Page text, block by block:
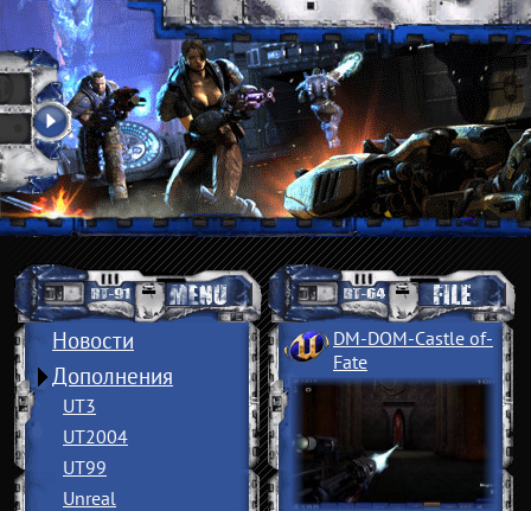
Новости
Дополнения
UT3
UT2004
UT99
Unreal
DM-DOM-Castle of­
Fate